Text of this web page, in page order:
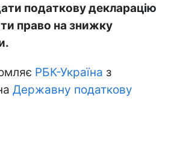
податкову декларацію
право на знижку
РБК-Україна з
Державну податкову